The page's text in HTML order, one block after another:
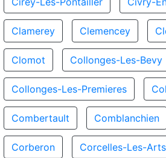
Clamerey Clemencey
Clomot Collonges-Les-Bevy
Collonges-Les-Premieres
Combertault Comblanchien
Corberon Corcelles-Les-Arts